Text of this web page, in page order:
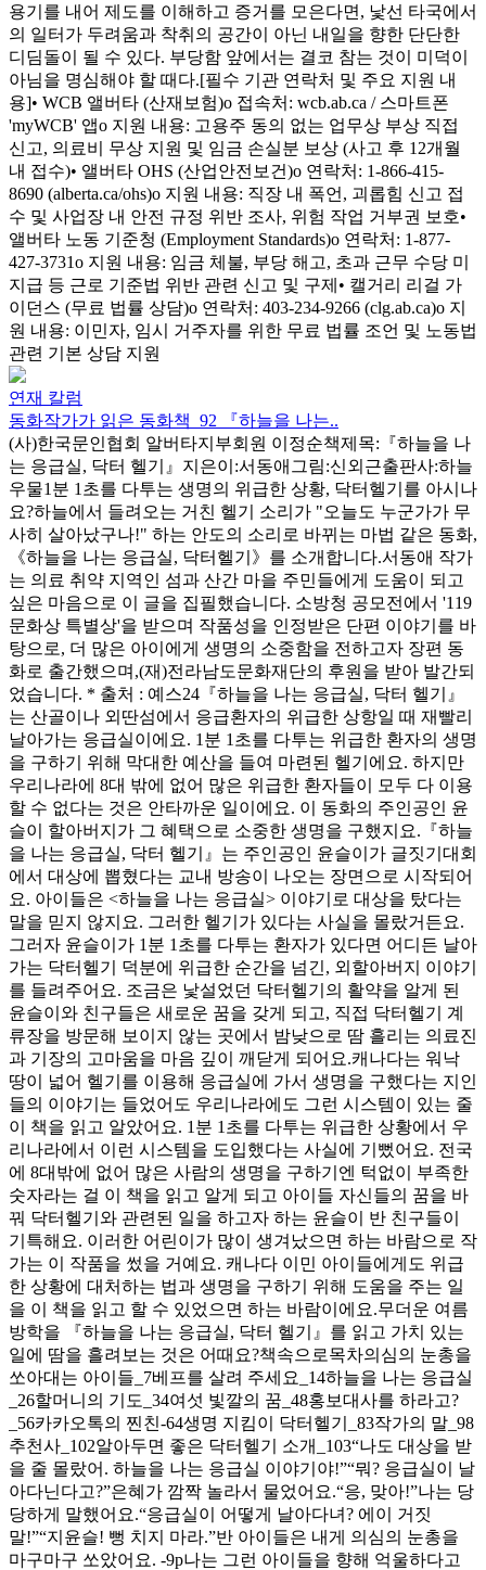
용기를 내어 제도를 이해하고 증거를 모은다면, 낯선 타국에서
의 일터가 두려움과 착취의 공간이 아닌 내일을 향한 단단한
디딤돌이 될 수 있다. 부당함 앞에서는 결코 참는 것이 미덕이
아님을 명심해야 할 때다.[필수 기관 연락처 및 주요 지원 내
용]• WCB 앨버타 (산재보험)o 접속처: wcb.ab.ca / 스마트폰
'myWCB' 앱o 지원 내용: 고용주 동의 없는 업무상 부상 직접
신고, 의료비 무상 지원 및 임금 손실분 보상 (사고 후 12개월
내 접수)• 앨버타 OHS (산업안전보건)o 연락처: 1-866-415-
8690 (alberta.ca/ohs)o 지원 내용: 직장 내 폭언, 괴롭힘 신고 접
수 및 사업장 내 안전 규정 위반 조사, 위험 작업 거부권 보호•
앨버타 노동 기준청 (Employment Standards)o 연락처: 1-877-
427-3731o 지원 내용: 임금 체불, 부당 해고, 초과 근무 수당 미
지급 등 근로 기준법 위반 관련 신고 및 구제• 캘거리 리걸 가
이던스 (무료 법률 상담)o 연락처: 403-234-9266 (clg.ab.ca)o 지
원 내용: 이민자, 임시 거주자를 위한 무료 법률 조언 및 노동법
관련 기본 상담 지원
연재 칼럼
동화작가가 읽은 동화책_92 『하늘을 나는..
(사)한국문인협회 알버타지부회원 이정순책제목:『하늘을 나
는 응급실, 닥터 헬기』지은이:서동애그림:신외근출판사:하늘
우물1분 1초를 다투는 생명의 위급한 상황, 닥터헬기를 아시나
요?하늘에서 들려오는 거친 헬기 소리가 "오늘도 누군가가 무
사히 살아났구나!" 하는 안도의 소리로 바뀌는 마법 같은 동화,
《하늘을 나는 응급실, 닥터헬기》를 소개합니다.서동애 작가
는 의료 취약 지역인 섬과 산간 마을 주민들에게 도움이 되고
싶은 마음으로 이 글을 집필했습니다. 소방청 공모전에서 '119
문화상 특별상'을 받으며 작품성을 인정받은 단편 이야기를 바
탕으로, 더 많은 아이에게 생명의 소중함을 전하고자 장편 동
화로 출간했으며,(재)전라남도문화재단의 후원을 받아 발간되
었습니다. * 출처 : 예스24『하늘을 나는 응급실, 닥터 헬기』
는 산골이나 외딴섬에서 응급환자의 위급한 상항일 때 재빨리
날아가는 응급실이에요. 1분 1초를 다투는 위급한 환자의 생명
을 구하기 위해 막대한 예산을 들여 마련된 헬기에요. 하지만
우리나라에 8대 밖에 없어 많은 위급한 환자들이 모두 다 이용
할 수 없다는 것은 안타까운 일이에요. 이 동화의 주인공인 윤
슬이 할아버지가 그 혜택으로 소중한 생명을 구했지요.『하늘
을 나는 응급실, 닥터 헬기』는 주인공인 윤슬이가 글짓기대회
에서 대상에 뽑혔다는 교내 방송이 나오는 장면으로 시작되어
요. 아이들은 <하늘을 나는 응급실> 이야기로 대상을 탔다는
말을 믿지 않지요. 그러한 헬기가 있다는 사실을 몰랐거든요.
그러자 윤슬이가 1분 1초를 다투는 환자가 있다면 어디든 날아
가는 닥터헬기 덕분에 위급한 순간을 넘긴, 외할아버지 이야기
를 들려주어요. 조금은 낯설었던 닥터헬기의 활약을 알게 된
윤슬이와 친구들은 새로운 꿈을 갖게 되고, 직접 닥터헬기 계
류장을 방문해 보이지 않는 곳에서 밤낮으로 땀 흘리는 의료진
과 기장의 고마움을 마음 깊이 깨닫게 되어요.캐나다는 워낙
땅이 넓어 헬기를 이용해 응급실에 가서 생명을 구했다는 지인
들의 이야기는 들었어도 우리나라에도 그런 시스템이 있는 줄
이 책을 읽고 알았어요. 1분 1초를 다투는 위급한 상황에서 우
리나라에서 이런 시스템을 도입했다는 사실에 기뻤어요. 전국
에 8대밖에 없어 많은 사람의 생명을 구하기엔 턱없이 부족한
숫자라는 걸 이 책을 읽고 알게 되고 아이들 자신들의 꿈을 바
꿔 닥터헬기와 관련된 일을 하고자 하는 윤슬이 반 친구들이
기특해요. 이러한 어린이가 많이 생겨났으면 하는 바람으로 작
가는 이 작품을 썼을 거예요. 캐나다 이민 아이들에게도 위급
한 상황에 대처하는 법과 생명을 구하기 위해 도움을 주는 일
을 이 책을 읽고 할 수 있었으면 하는 바람이에요.무더운 여름
방학을 『하늘을 나는 응급실, 닥터 헬기』를 읽고 가치 있는
일에 땀을 흘려보는 것은 어때요?책속으로목차의심의 눈총을
쏘아대는 아이들_7베프를 살려 주세요_14하늘을 나는 응급실
_26할머니의 기도_34여섯 빛깔의 꿈_48홍보대사를 하라고?
_56카카오톡의 찐친-64생명 지킴이 닥터헬기_83작가의 말_98
추천사_102알아두면 좋은 닥터헬기 소개_103“나도 대상을 받
을 줄 몰랐어. 하늘을 나는 응급실 이야기야!”“뭐? 응급실이 날
아다닌다고?”은혜가 깜짝 놀라서 물었어요.“응, 맞아!”나는 당
당하게 말했어요.“응급실이 어떻게 날아다녀? 에이 거짓
말!”“지윤슬! 뻥 치지 마라.”반 아이들은 내게 의심의 눈총을
마구마구 쏘았어요. -9p나는 그런 아이들을 향해 억울하다고